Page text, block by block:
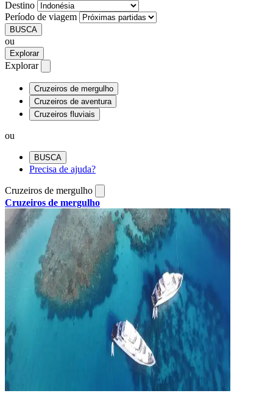
Destino
Período de viagem
BUSCA
ou
Explorar
Explorar
Cruzeiros de mergulho
Cruzeiros de aventura
Cruzeiros fluviais
ou
BUSCA
Precisa de ajuda?
Cruzeiros de mergulho
Cruzeiros de mergulho